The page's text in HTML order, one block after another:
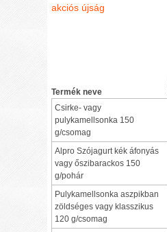
akciós újság
Termék neve
Csirke- vagy
pulykamellsonka 150
g/csomag
Alpro Szójagurt kék áfonyás
vagy őszibarackos 150
g/pohár
Pulykamellsonka aszpikban
zöldséges vagy klasszikus
120 g/csomag